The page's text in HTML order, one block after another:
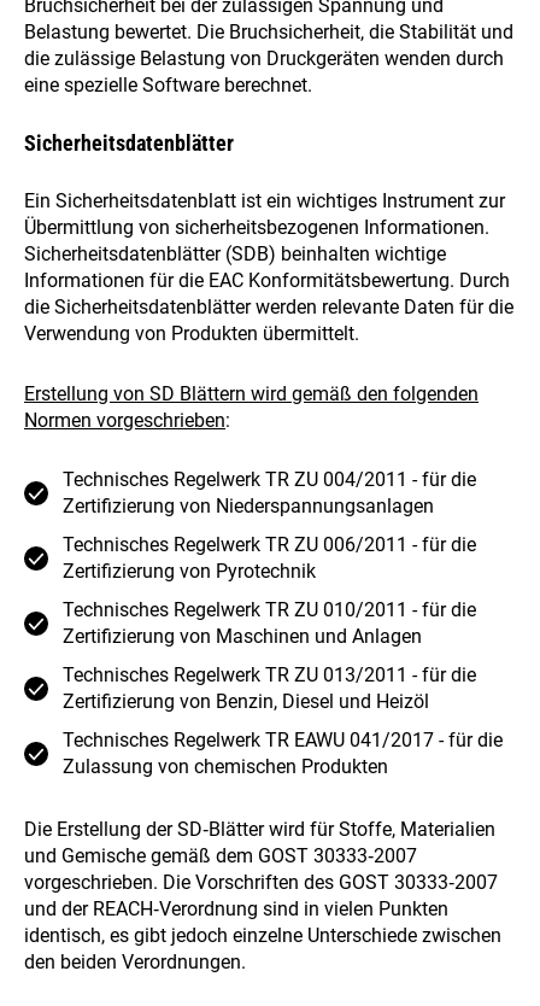
Bruchsicherheit bei der zulässigen Spannung und
Belastung bewertet. Die Bruchsicherheit, die Stabilität und
die zulässige Belastung von Druckgeräten wenden durch
eine spezielle Software berechnet.
Sicherheitsdatenblätter
Ein Sicherheitsdatenblatt ist ein wichtiges Instrument zur
Übermittlung von sicherheitsbezogenen Informationen.
Sicherheitsdatenblätter (SDB) beinhalten wichtige
Informationen für die EAC Konformitätsbewertung. Durch
die Sicherheitsdatenblätter werden relevante Daten für die
Verwendung von Produkten übermittelt.
Erstellung von SD Blättern wird gemäß den folgenden
Normen vorgeschrieben:
Technisches Regelwerk TR ZU 004/2011 - für die
Zertifizierung von Niederspannungsanlagen
Technisches Regelwerk TR ZU 006/2011 - für die
Zertifizierung von Pyrotechnik
Technisches Regelwerk TR ZU 010/2011 - für die
Zertifizierung von Maschinen und Anlagen
Technisches Regelwerk TR ZU 013/2011 - für die
Zertifizierung von Benzin, Diesel und Heizöl
Technisches Regelwerk TR EAWU 041/2017 - für die
Zulassung von chemischen Produkten
Die Erstellung der SD‑Blätter wird für Stoffe, Materialien
und Gemische gemäß dem GOST 30333‑2007
vorgeschrieben. Die Vorschriften des GOST 30333‑2007
und der REACH‑Verordnung sind in vielen Punkten
identisch, es gibt jedoch einzelne Unterschiede zwischen
den beiden Verordnungen.